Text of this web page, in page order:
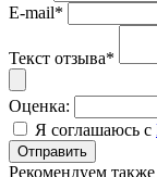
E-mail*
Текст отзыва*
Оценка:
Я соглашаюсь с
Рекомендуем